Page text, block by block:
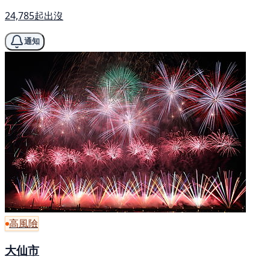
24,785起出沒
通知
高風險
大仙市